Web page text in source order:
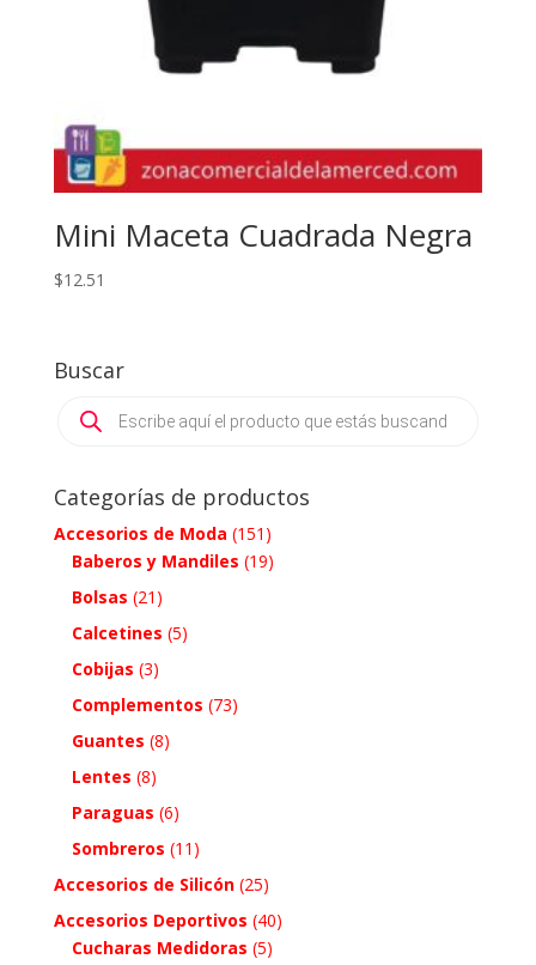
Mini Maceta Cuadrada Negra
$12.51
Buscar
search
Categorías de productos
Accesorios de Moda (151)
Baberos y Mandiles (19)
Bolsas (21)
Calcetines (5)
Cobijas (3)
Complementos (73)
Guantes (8)
Lentes (8)
Paraguas (6)
Sombreros (11)
Accesorios de Silicón (25)
Accesorios Deportivos (40)
Cucharas Medidoras (5)